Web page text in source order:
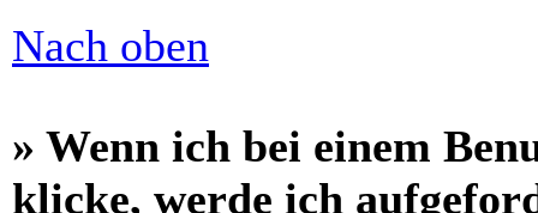
Nach oben
» Wenn ich bei einem
klicke, werde ich